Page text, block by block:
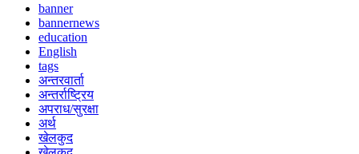
banner
bannernews
education
English
tags
अन्तरवार्ता
अन्तर्राष्ट्रिय
अपराध/सुरक्षा
अर्थ
खेलकुद